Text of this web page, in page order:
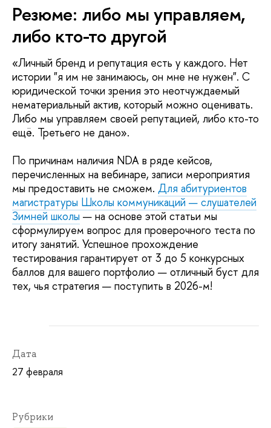
Резюме: либо мы управляем,
либо кто-то другой
«Личный бренд и репутация есть у каждого. Нет
истории "я им не занимаюсь, он мне не нужен". С
юридической точки зрения это неотчуждаемый
нематериальный актив, который можно оценивать.
Либо мы управляем своей репутацией, либо кто-то
ещё. Третьего не дано».
По причинам наличия NDA в ряде кейсов,
перечисленных на вебинаре, записи мероприятия
мы предоставить не сможем. Для абитуриентов
магистратуры Школы коммуникаций — слушателей
Зимней школы — на основе этой статьи мы
сформулируем вопрос для проверочного теста по
итогу занятий. Успешное прохождение
тестирования гарантирует от 3 до 5 конкурсных
баллов для вашего портфолио — отличный буст для
тех, чья стратегия — поступить в 2026-м!
Дата
27 февраля
Рубрики